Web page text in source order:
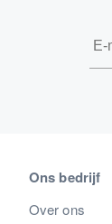
Ons bedrijf
Over ons